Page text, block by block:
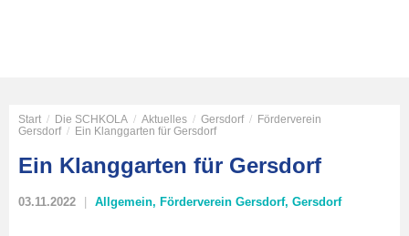
Start / Die SCHKOLA / Aktuelles / Gersdorf / Förderverein
Gersdorf / Ein Klanggarten für Gersdorf
Ein Klanggarten für Gersdorf
03.11.2022 Allgemein, Förderverein Gersdorf, Gersdorf